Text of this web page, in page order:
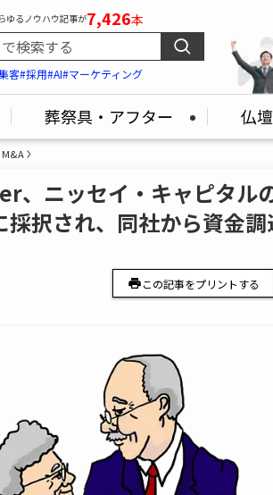
ゆるノウハウ記事が7,426本
客#採用#AI#マーケティング
葬祭具・アフター 仏壇
M&A
、ニッセイ・キャピタル
採択され、同社から資金
この記事をプリントする